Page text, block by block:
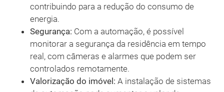
contribuindo para a redução do consumo de
energia.
Segurança: Com a automação, é possível
monitorar a segurança da residência em tempo
real, com câmeras e alarmes que podem ser
controlados remotamente.
Valorização do imóvel: A instalação de sistemas